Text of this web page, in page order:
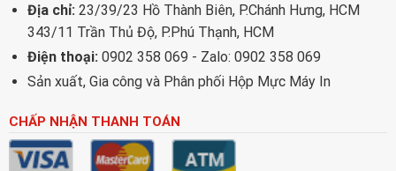
Địa chỉ: 23/39/23 Hồ Thành Biên, P.Chánh Hưng, HCM
343/11 Trần Thủ Độ, P.Phú Thạnh, HCM
Điện thoại: 0902 358 069 - Zalo: 0902 358 069
Sản xuất, Gia công và Phân phối Hộp Mực Máy In
CHẤP NHẬN THANH TOÁN